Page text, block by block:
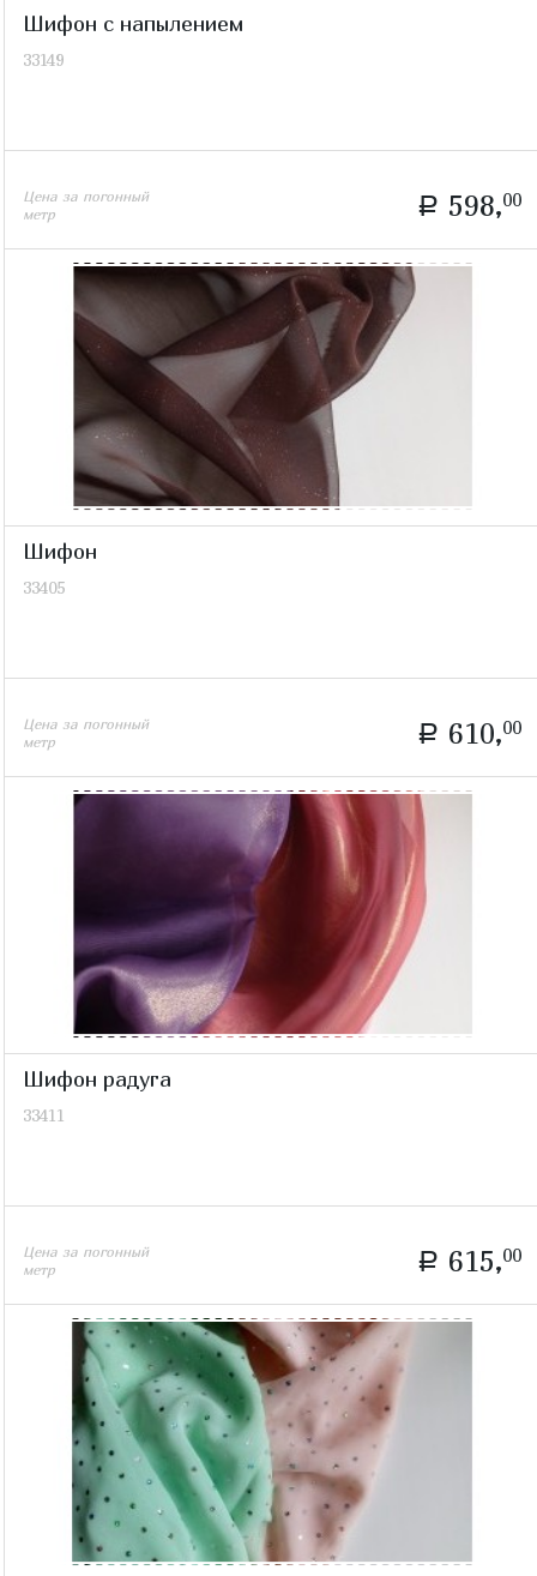
Шифон с напылением
33149
Цена за погонный
метр
a 598,00
Шифон
33405
Цена за погонный
метр
a 610,00
Шифон радуга
33411
Цена за погонный
метр
a 615,00